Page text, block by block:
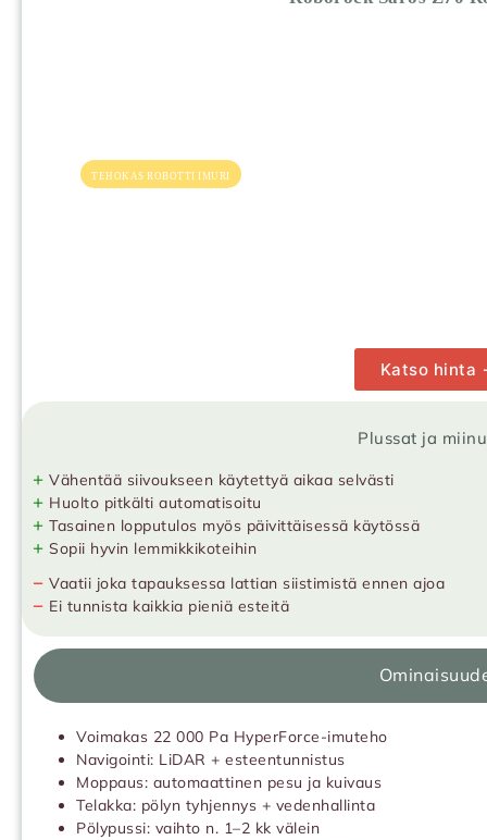
TEHOKAS ROBOTTI IMURI
Katso hinta
Plussat ja
+ Vähentää siivoukseen käytettyä aikaa selvästi
+ Huolto pitkälti automatisoitu
+ Tasainen lopputulos myös päivittäisessä käytössä
+ Sopii hyvin lemmikkikoteihin
− Vaatii joka tapauksessa lattian siistimistä ennen ajoa
− Ei tunnista kaikkia pieniä esteitä
Voimakas 22 000 Pa HyperForce-imuteho
Navigointi: LiDAR + esteentunnistus
Moppaus: automaattinen pesu ja kuivaus
Telakka: pölyn tyhjennys + vedenhallinta
Pölypussi: vaihto n. 1–2 kk välein